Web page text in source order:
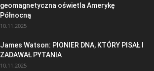
geomagnetyczna oświetla Amerykę
Północną
10.11.2025
James Watson: PIONIER DNA, KTÓRY PISAŁ I
ZADAWAŁ PYTANIA
10.11.2025